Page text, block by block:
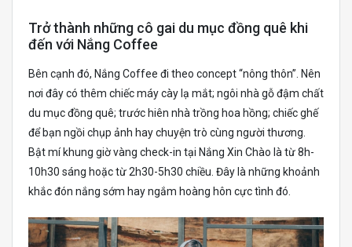
Trở thành những cô gai du mục đồng quê khi
đến với Nắng Coffee
Bên cạnh đó, Nắng Coffee đi theo concept “nông thôn”. Nên
nơi đây có thêm chiếc máy cày lạ mắt; ngôi nhà gỗ đậm chất
du mục đồng quê; trước hiên nhà trồng hoa hồng; chiếc ghế
để bạn ngồi chụp ảnh hay chuyện trò cùng người thương.
Bật mí khung giờ vàng check-in tại Nắng Xin Chào là từ 8h-
10h30 sáng hoặc từ 2h30-5h30 chiều. Đây là những khoảnh
khắc đón nắng sớm hay ngắm hoàng hôn cực tình đó.